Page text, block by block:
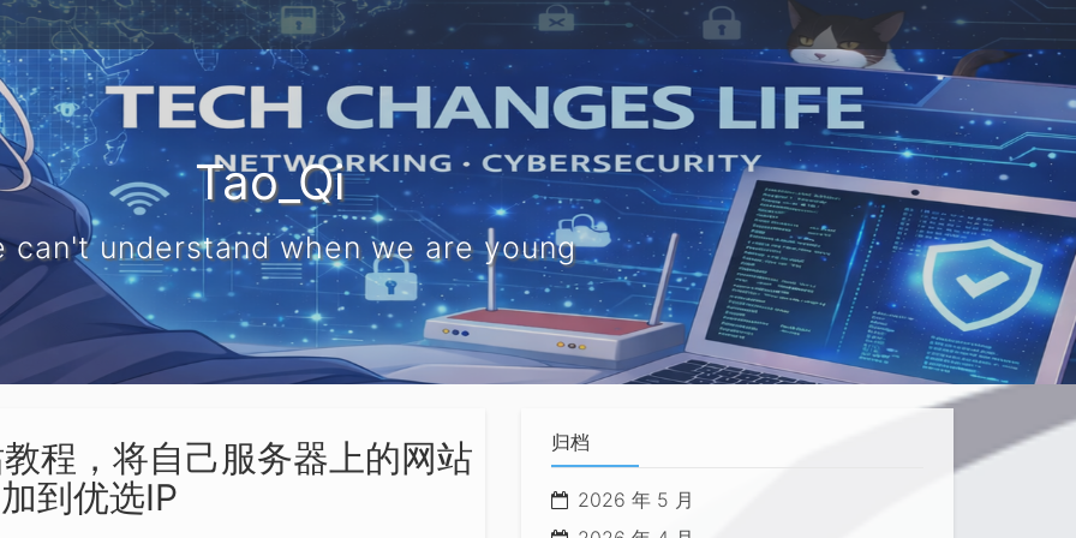
Tao_Qi
can't understand when we are young
程，将自己服务器上的网站
到优选IP
归档
2026 年 5 月